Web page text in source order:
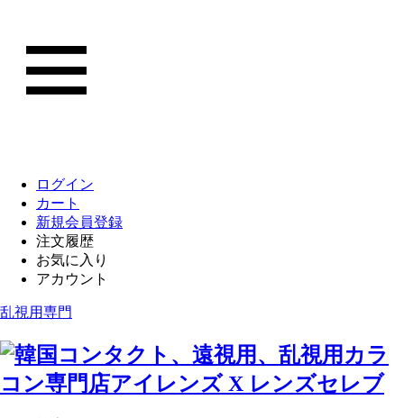
ログイン
カート
新規会員登録
注文履歴
お気に入り
アカウント
乱視用専門